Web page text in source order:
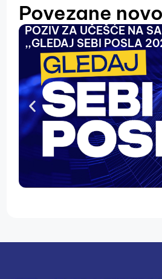
Povezane
POZIV ZA UČEŠĆE NA
,,GLEDAJ SEBI POSLA